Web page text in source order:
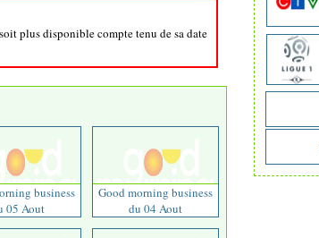
plus disponible compte tenu de sa date
business
05 Aout
Good morning business
du 04 Aout